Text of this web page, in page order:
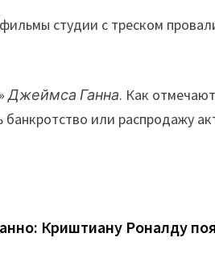
студии с треском
»Джеймса Ганна. Как
или распродажу
Криштиану Роналду